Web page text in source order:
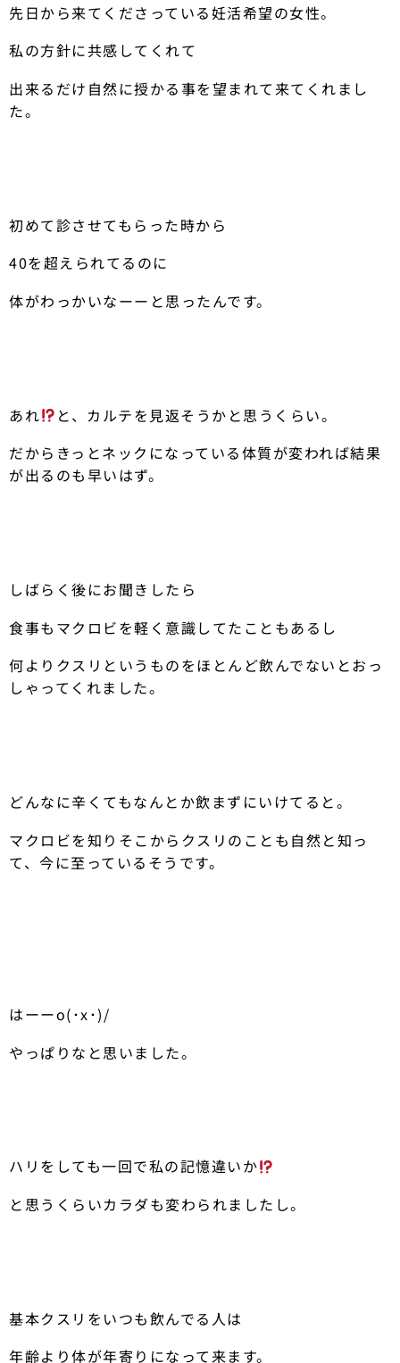
先日から来てくださっている妊活希望の女性。
私の方針に共感してくれて
出来るだけ自然に授かる事を望まれて来てくれまし
た。
初めて診させてもらった時から
40を超えられてるのに
体がわっかいなーーと思ったんです。
あれ
と、カルテを見返そうかと思うくらい。
だからきっとネックになっている体質が変われば結果
が出るのも早いはず。
しばらく後にお聞きしたら
食事もマクロビを軽く意識してたこともあるし
何よりクスリというものをほとんど飲んでないとおっ
しゃってくれました。
どんなに辛くてもなんとか飲まずにいけてると。
マクロビを知りそこからクスリのことも自然と知っ
て、今に至っているそうです。
はーーo(･x･)/
やっぱりなと思いました。
ハリをしても一回で私の記憶違いか
と思うくらいカラダも変わられましたし。
基本クスリをいつも飲んでる人は
年齢より体が年寄りになって来ます。